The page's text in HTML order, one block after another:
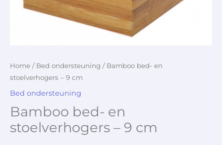
Home / Bed ondersteuning / Bamboo bed- en
stoelverhogers – 9 cm
Bed ondersteuning
Bamboo bed- en
stoelverhogers – 9 cm